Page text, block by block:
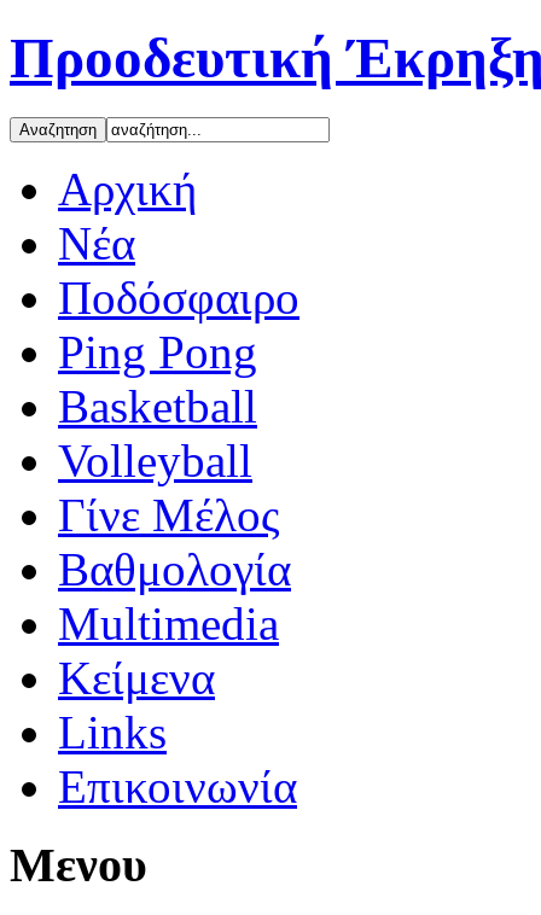
Προοδευτική
Αρχική
Νέα
Ποδόσφαιρο
Ping Pong
Basketball
Volleyball
Γίνε Μέλος
Βαθμολογία
Multimedia
Κείμενα
Links
Επικοινωνία
Μενου